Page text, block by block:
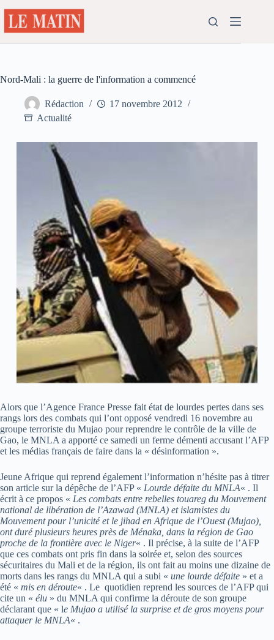
au
contenu
Nord-Mali : la guerre de l'information a commencé
Rédaction
17 novembre 2012
Actualité
Alors que l’Agence France Presse fait état de lourdes pertes dans ses
rangs lors des combats qui l’ont opposé vendredi 16 novembre au
groupe terroriste du Mujao pour reprendre le contrôle de la ville de
Gao, le MNLA a apporté ce samedi un ferme démenti accusant l’AFP
et les médias français de faire dans la « désinformation ».
Jeune Afrique qui reprend également l’information n’hésite pas à titrer
son article sur la dépêche de l’AFP « Lourde défaite du MNLA« . Il
écrit à ce propos « Les combats entre rebelles touareg du Mouvement
national de libération de l’Azawad (MNLA) et islamistes du
Mouvement pour l’unicité et le jihad en Afrique de l’Ouest (Mujao),
ont duré plusieurs heures près de Ménaka, dans la région de Gao
proche de la frontière avec le Niger« . Il précise, à la suite de l’AFP
que ces combats ont pris fin dans la soirée et, selon des sources
sécuritaires du Mali et de la région, ils ont fait au moins une dizaine de
morts dans les rangs du MNLA qui a subi « une lourde défaite » et a
été « mis en déroute« . Le quotidien reprend les sources de l’AFP qui
cite un « élu » du MNLA qui confirme la déroute de son groupe
déclarant que « le Mujao a utilisé la surprise et de gros moyens pour
attaquer le MNLA« .